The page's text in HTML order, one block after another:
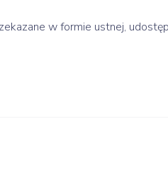
w formie ustnej,